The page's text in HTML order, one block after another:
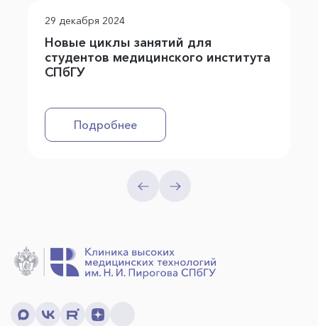
29 декабря 2024
Новые циклы занятий для
студентов медицинского института
СПбГУ
Подробнее